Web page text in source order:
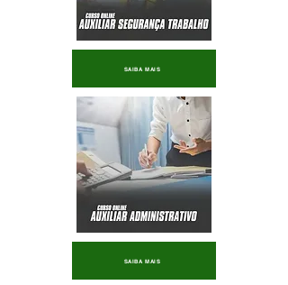
SAIBA MAIS
SAIBA MAIS